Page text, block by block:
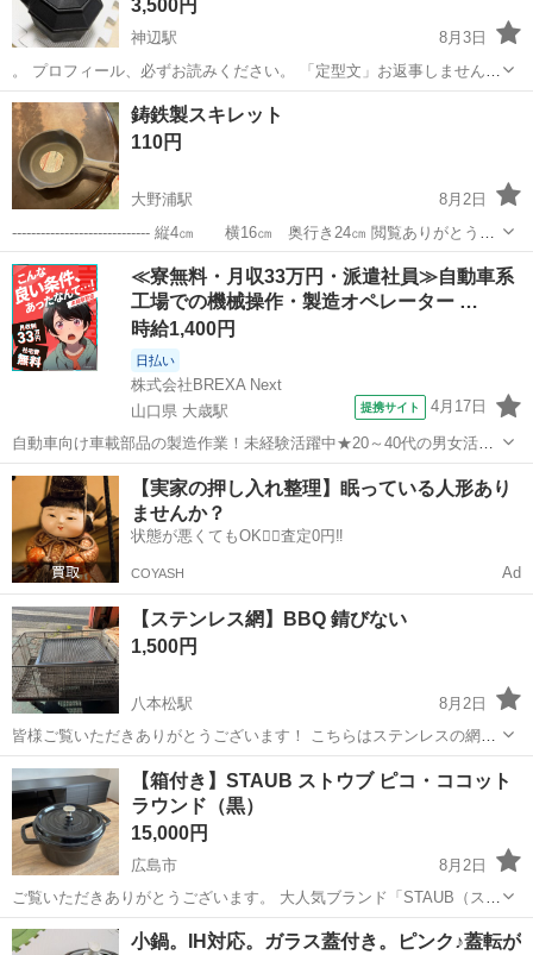
3,500円
神辺駅
8月3日
。 プロフィール、必ずお読みください。 「定型文」お返事しません。
「ノークレーム」「ノーリターン」ご理解くださる方、お問い合わせ
ください。『日時決定後』の、キャンセル受付ません。お互いの時間
を使う大事なことだ...
広島 福山市 神辺駅 調理器具
鋳鉄製スキレット
110円
大野浦駅
8月2日
----------------------------- 縦4㎝ 横16㎝ 奥行き24㎝ 閲覧ありがとうご
ざいます。ナガスタです。 ナガスタは広島県廿日市市の中山間にあ
る、「アップサイクル」×「コミュニティスペース」...
広島 廿日市市 大野浦駅 調理器具
≪寮無料・月収33万円・派遣社員≫自動車系
工場での機械操作・製造オペレーター …
時給1,400円
日払い
株式会社BREXA Next
山口県 大歳駅
提携サイト 4月17日
自動車向け車載部品の製造作業！未経験活躍中★20～40代の男女活躍
中！友達同士での応募OK！備品付きワンルーム寮費無料！赴任旅費会
社負担！生活支援物資事前対応可◎格安食堂利用可！年間休日135日
♪《山口県山口市》 人気の工...
山口 山口市 大歳駅 その他
【実家の押し入れ整理】眠っている人形あり
ませんか？
状態が悪くてもOK🙆‍♀️査定0円‼️
COYASH Ad
【ステンレス網】BBQ 錆びない
1,500円
八本松駅
8月2日
皆様ご覧いただきありがとうございます！ こちらはステンレスの網で
す。 BBQをしても錆びないので長持ちして使えます！ 残り１０個ほ
ど サイズ 縦49cm 横39cm
広島 広島市 八本松駅
【箱付き】STAUB ストウブ ピコ・ココット
ラウンド（黒）
15,000円
広島市
8月2日
ご覧いただきありがとうございます。 大人気ブランド「STAUB（スト
ウブ）」のピコ・ココット（ラウンド／ブラック）です。 料理が美味
しく仕上がると大人気の鋳物ホーロー鍋です。 買い替えのため出品い
広島 広島市 調理器具
小鍋。IH対応。ガラス蓋付き。ピンク♪蓋転が